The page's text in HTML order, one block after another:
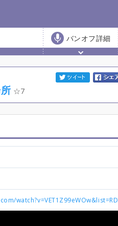
バンオフ詳細
7